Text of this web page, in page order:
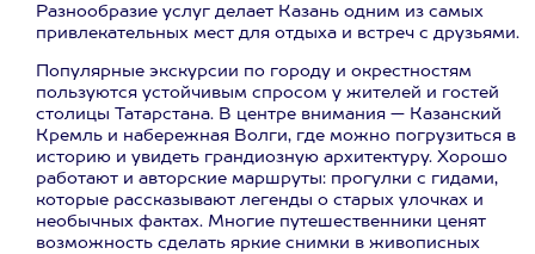
Разнообразие услуг делает Казань одним из самых
привлекательных мест для отдыха и встреч с друзьями.
Популярные экскурсии по городу и окрестностям
пользуются устойчивым спросом у жителей и гостей
столицы Татарстана. В центре внимания — Казанский
Кремль и набережная Волги, где можно погрузиться в
историю и увидеть грандиозную архитектуру. Хорошо
работают и авторские маршруты: прогулки с гидами,
которые рассказывают легенды о старых улочках и
необычных фактах. Многие путешественники ценят
возможность сделать яркие снимки в живописных